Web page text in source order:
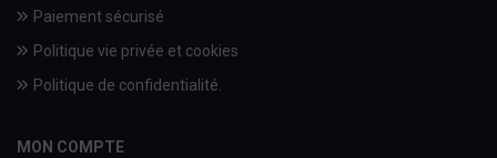
Paiement sécurisé
Politique vie privée et cookies
Politique de confidentialité.
MON COMPTE